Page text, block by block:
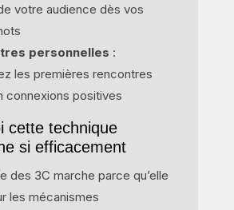
votre audience dès vos
personnelles :
les premières rencontres
connexions positives
cette technique
si efficacement
des 3C marche parce qu’elle
les mécanismes